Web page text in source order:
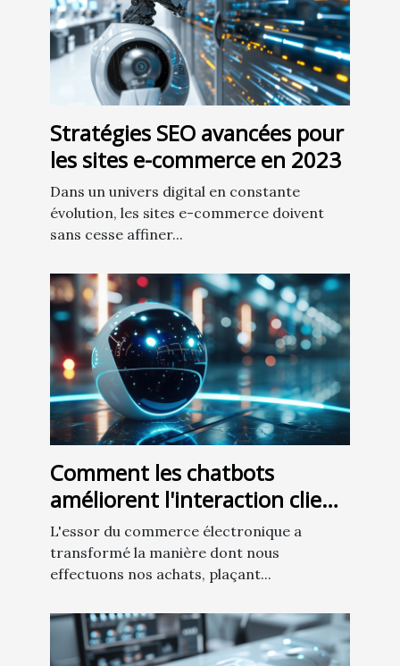
Stratégies SEO avancées pour
les sites e-commerce en 2023
Dans un univers digital en constante
évolution, les sites e-commerce doivent
sans cesse affiner...
Comment les chatbots
améliorent l'interaction client
dans le commerce
électronique
L'essor du commerce électronique a
transformé la manière dont nous
effectuons nos achats, plaçant...